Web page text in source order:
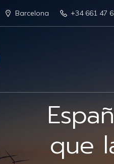
Barcelona +34 661 47
que